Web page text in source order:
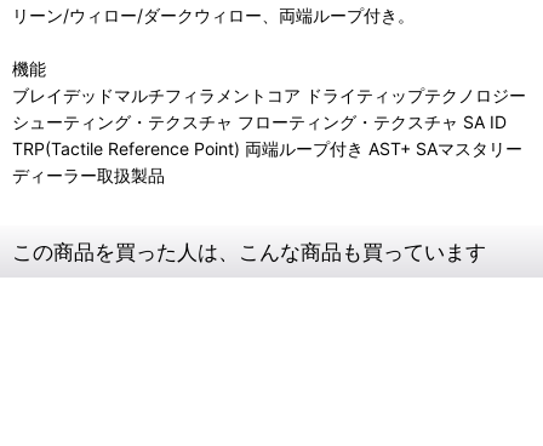
リーン/ウィロー/ダークウィロー、両端ループ付き。
機能
ブレイデッドマルチフィラメントコア ドライティップテクノロジー
シューティング・テクスチャ フローティング・テクスチャ SA ID
TRP(Tactile Reference Point) 両端ループ付き AST+ SAマスタリー
ディーラー取扱製品
この商品を買った人は、こんな商品も買っています